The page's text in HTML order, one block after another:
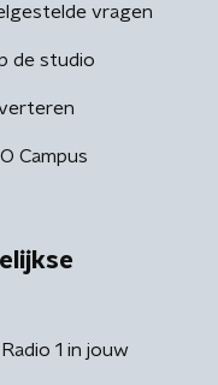
vragen
de studio
Campus
1 in jouw